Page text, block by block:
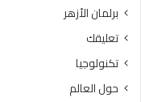
برلمان الأزهر
تعليقك
تكنولوجيا
حول العالم